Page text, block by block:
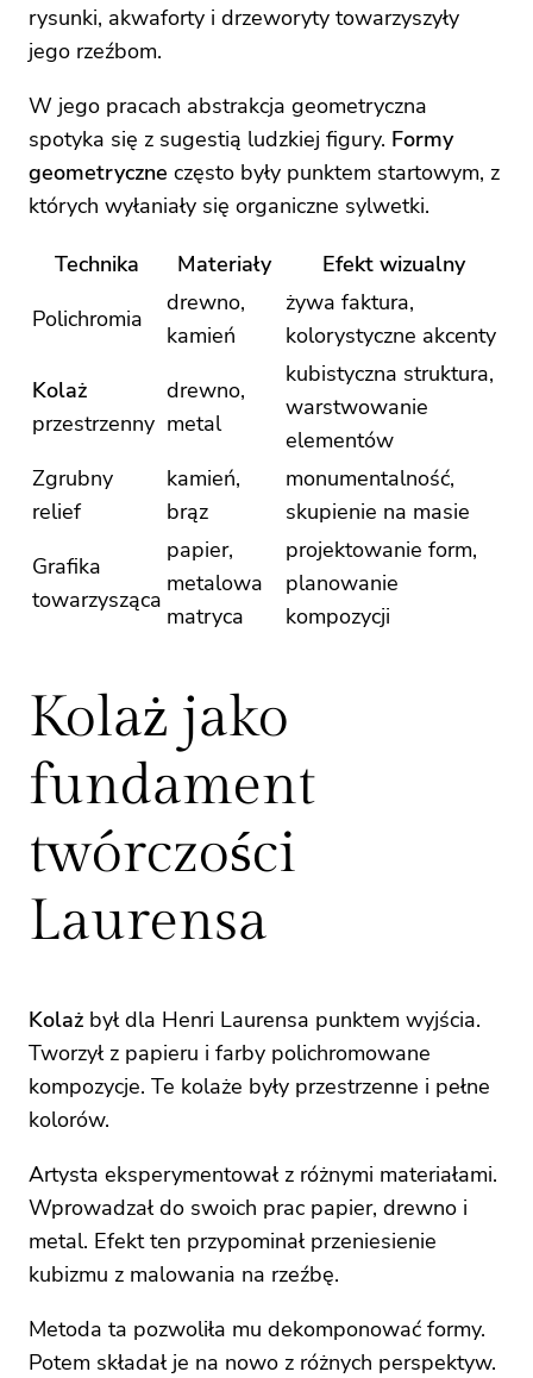
rysunki, akwaforty i drzeworyty towarzyszyły
jego rzeźbom.
W jego pracach abstrakcja geometryczna
spotyka się z sugestią ludzkiej figury. Formy
geometryczne często były punktem startowym, z
których wyłaniały się organiczne sylwetki.
Technika Materiały
Efekt wizualny
Polichromia
drewno,
kamień
żywa faktura,
kolorystyczne akcenty
Kolaż
przestrzenny
drewno,
metal
kubistyczna struktura,
warstwowanie
elementów
Zgrubny
relief
kamień,
brąz
monumentalność,
skupienie na masie
Grafika
towarzysząca
papier,
metalowa
matryca
projektowanie form,
planowanie
kompozycji
Kolaż jako
fundament
twórczości
Laurensa
Kolaż był dla Henri Laurensa punktem wyjścia.
Tworzył z papieru i farby polichromowane
kompozycje. Te kolaże były przestrzenne i pełne
kolorów.
Artysta eksperymentował z różnymi materiałami.
Wprowadzał do swoich prac papier, drewno i
metal. Efekt ten przypominał przeniesienie
kubizmu z malowania na rzeźbę.
Metoda ta pozwoliła mu dekomponować formy.
Potem składał je na nowo z różnych perspektyw.